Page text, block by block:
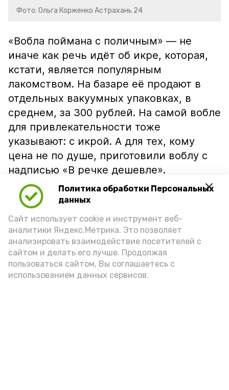
Политика обработки Персональных
данных
Сайт использует cookie и инструмент веб-
аналитики Яндекс.Метрика. Это позволяет
анализировать взаимодействие посетителей с
сайтом и делать его лучше. Продолжая
пользоваться сайтом, Вы соглашаетесь с
использованием данных сервисов.
Фото: Ольга Корженко Астрахань 24
«Вобла поймана с поличным» — не
иначе как речь идёт об икре, которая,
кстати, является популярным
лакомством. На базаре её продают в
отдельных вакуумных упаковках, в
среднем, за 300 рублей. На самой вобле
для привлекательности тоже
указывают: с икрой. А для тех, кому
цена не по душе, приготовили воблу с
надписью «В речке дешевле».